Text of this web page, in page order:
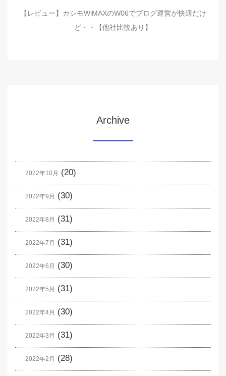
【レビュー】カシモWiMAXのW06でブログ運営が快適だけ
ど・・【他社比較あり】
Archive
2022年10月 (20)
2022年9月 (30)
2022年8月 (31)
2022年7月 (31)
2022年6月 (30)
2022年5月 (31)
2022年4月 (30)
2022年3月 (31)
2022年2月 (28)